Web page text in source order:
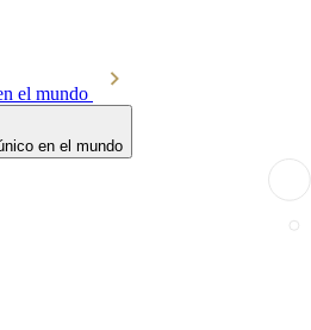
el mundo
en el mundo